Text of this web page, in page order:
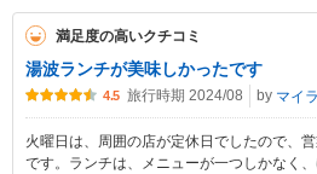
満足度の高いクチコミ
湯波ランチが美味しかったです
4.5 旅行時期 2024/08 by マイ
火曜日は、周囲の店が定休日でしたので、
です。ランチは、メニューが一つしかなく